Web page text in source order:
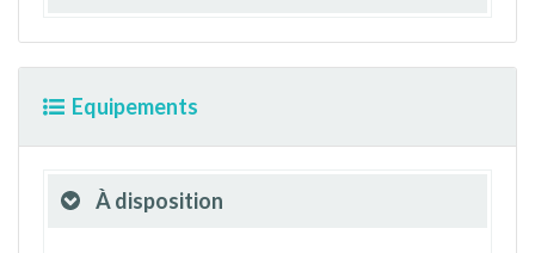
Equipements
À disposition